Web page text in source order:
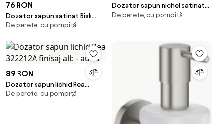
76 RON
Dozator sapun satinat Bisk
Chroma
De perete, cu pompiță
Dozator sapun nichel satinat
Bisk Side
De perete, cu pompiță
89 RON
Dozator sapun lichid Rea
322212A finisaj alb - auriu
De perete, cu pompiță